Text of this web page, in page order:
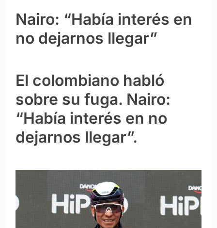
Nairo: “Había interés en
no dejarnos llegar”
El colombiano habló
sobre su fuga. Nairo:
“Había interés en no
dejarnos llegar”.